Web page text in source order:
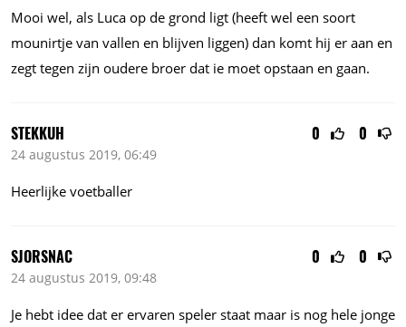
Mooi wel, als Luca op de grond ligt (heeft wel een soort
mounirtje van vallen en blijven liggen) dan komt hij er aan en
zegt tegen zijn oudere broer dat ie moet opstaan en gaan.
0 0
STEKKUH
24 augustus 2019, 06:49
Heerlijke voetballer
0 0
SJORSNAC
24 augustus 2019, 09:48
Je hebt idee dat er ervaren speler staat maar is nog hele jonge